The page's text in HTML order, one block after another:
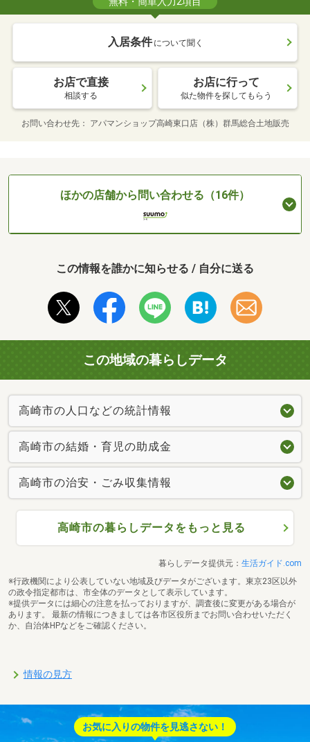
入居条件 について聞く
お店で直接
相談する
お店に行って
似た物件を探してもらう
お問い合わせ先 アパマンショップ高崎東口店（株）群馬総合土地販売
ほかの店舗から問い合わせる（16件）
この情報を誰かに知らせる / 自分に送る
この地域の暮らしデータ
高崎市の人口などの統計情報
高崎市の結婚・育児の助成金
高崎市の治安・ごみ収集情報
高崎市の暮らしデータをもっと見る
暮らしデータ提供元： 生活ガイド.com
※行政機関により公表していない地域及びデータがございます。東京23区以外
の政令指定都市は、市全体のデータとして表示しています。
※提供データには細心の注意を払っておりますが、調査後に変更がある場合が
あります。 最新の情報につきましては各市区役所までお問い合わせいただく
か、自治体HPなどをご確認ください。
情報の見方
お気に入りの物件を見逃さない！